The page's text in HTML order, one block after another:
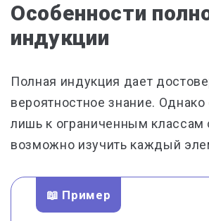
Особенности
индукции
Полная индукция дает
вероятностное знание.
лишь к ограниченным классам
возможно изучить каждый
📖 Пример